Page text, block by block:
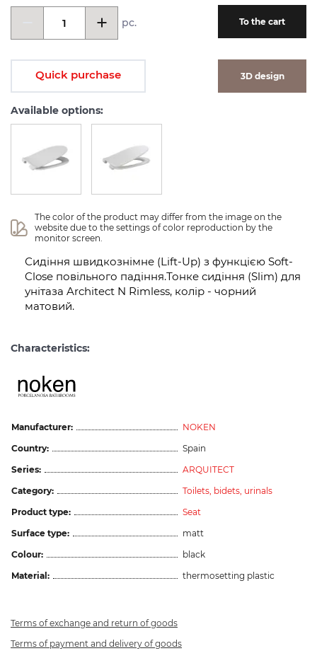
pc. To the cart
Quick purchase 3D design
Available options:
The color of the product may differ from the image on the
website due to the settings of color reproduction by the
monitor screen.
Сидіння швидкознімне (Lift-Up) з функцією Soft-
Close повільного падіння.Тонке сидіння (Slim) для
унітаза Architect N Rimless, колір - чорний
матовий.
Characteristics:
Manufacturer:
NOKEN
Country:
Spain
Series:
ARQUITECT
Category:
Toilets, bidets, urinals
Product type:
Seat
Surface type:
matt
Colour:
black
Material:
thermosetting plastic
Terms of exchange and return of goods
Terms of payment and delivery of goods